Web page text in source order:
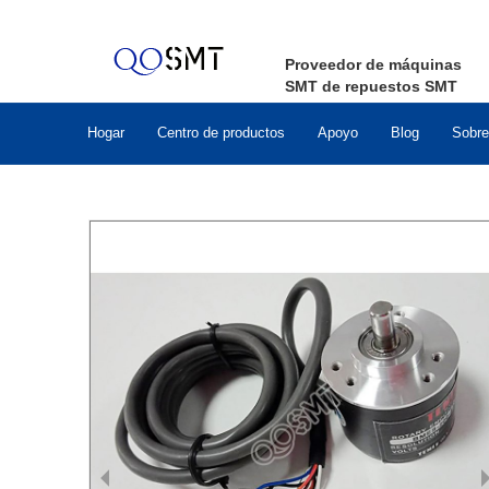
Proveedor de máquinas
SMT de repuestos SMT
Hogar Centro de productos Apoyo Blog